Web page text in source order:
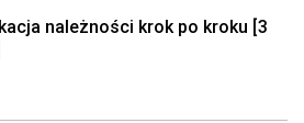
należności krok po kroku [3